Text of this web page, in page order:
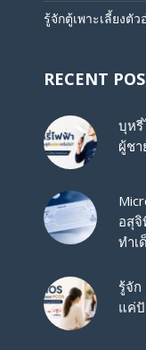
รู้จักตู้เพาะเลี้ยงตั
RECENT
บุหรี่
ผู้ช
อสุจิ
ทำเ
รู้จัก
แค่ปั